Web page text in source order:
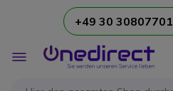
Zum Inhalt springen+49 30 30807701
Navigation
umschalten